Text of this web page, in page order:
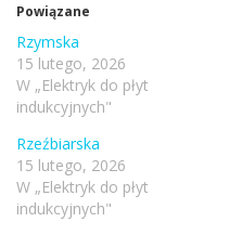
Powiązane
Rzymska
15 lutego, 2026
W „Elektryk do płyt
indukcyjnych"
Rzeźbiarska
15 lutego, 2026
W „Elektryk do płyt
indukcyjnych"